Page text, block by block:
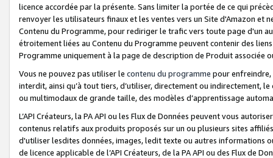
licence accordée par la présente. Sans limiter la portée de ce qui
renvoyer les utilisateurs finaux et les ventes vers un Site d'Amazon et
Contenu du Programme, pour rediriger le trafic vers toute page d'un
étroitement liées au Contenu du Programme peuvent contenir des
Programme uniquement à la page de description de Produit associée
Vous ne pouvez pas utiliser le contenu du programme pour
interdit, ainsi qu’à tout tiers, d’utiliser, directement ou indirectement,
ou multimodaux de grande taille, des modèles d’apprentissage
L’API Créateurs, la PA API ou les Flux de Données peuvent vous
contenus relatifs aux produits proposés sur un ou plusieurs sites
d'utiliser lesdites données, images, ledit texte ou autres informations
de licence applicable de l’API Créateurs, de la PA API ou des Flux de